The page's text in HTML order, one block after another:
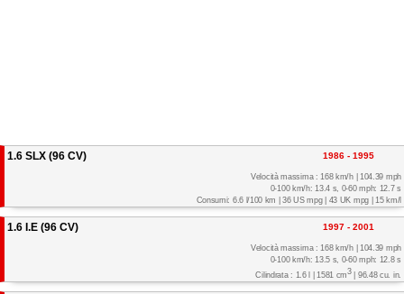
1.6 SLX (96 CV) 1986 - 1995
Velocità massima : 168 km/h | 104.39 mph
0-100 km/h: 13.4 s, 0-60 mph: 12.7 s
Consumi: 6.6 l/100 km | 36 US mpg | 43 UK mpg | 15 km/l
1.6 I.E (96 CV) 1997 - 2001
Velocità massima : 168 km/h | 104.39 mph
0-100 km/h: 13.5 s, 0-60 mph: 12.8 s
Cilindrata : 1.6 l | 1581 cm3| 96.48 cu. in.